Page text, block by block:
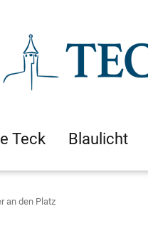
Teck Blaulicht
an den Platz